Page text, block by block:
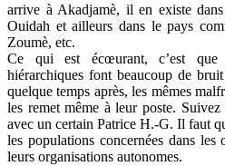
arrive à Akadjamè, il en existe
Ouidah et ailleurs dans le pays
Zoumè, etc.
Ce qui est écœurant, c’est
hiérarchiques font beaucoup de
quelque temps après, les mêmes
les remet même à leur poste.
avec un certain Patrice H.-G. Il faut
les populations concernées dans les
leurs organisations autonomes.